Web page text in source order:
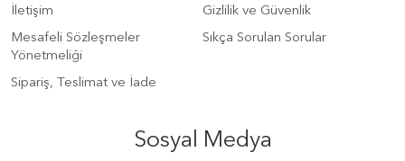
İletişim
Gizlilik ve Güvenlik
Mesafeli Sözleşmeler
Yönetmeliği
Sıkça Sorulan Sorular
Sipariş, Teslimat ve İade
Sosyal Medya